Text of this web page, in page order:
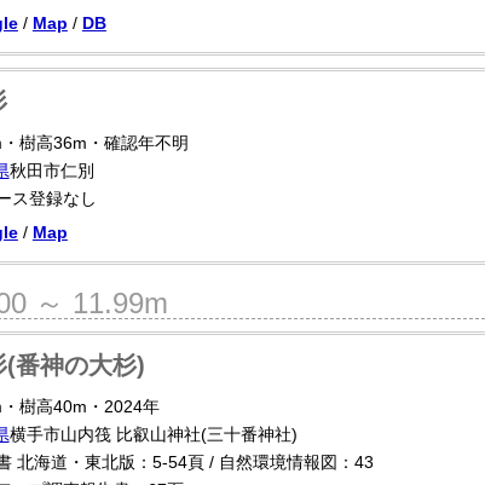
/ Map / DB
樹高36m・確認年不明
秋田市仁別
ス登録なし
/ Map
～ 11.99m
(番神の大杉)
樹高40m・2024年
横手市山内筏 比叡山神社(三十番神社)
北海道・東北版：5-54頁 / 自然環境情報図：43